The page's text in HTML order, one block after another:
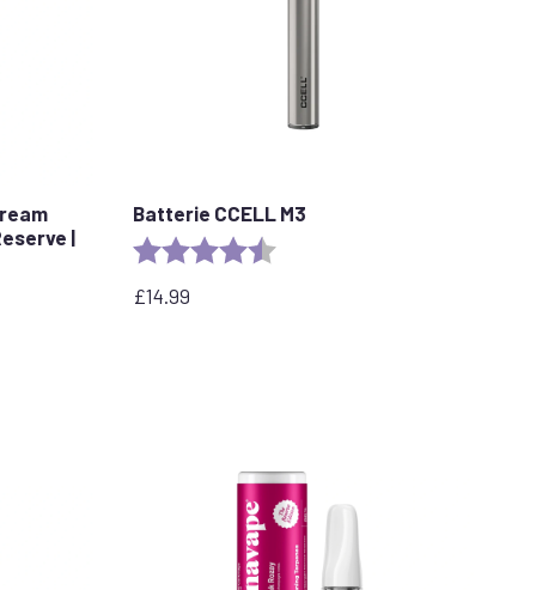
|
Batterie CCELL M3
Rating:
£14.99